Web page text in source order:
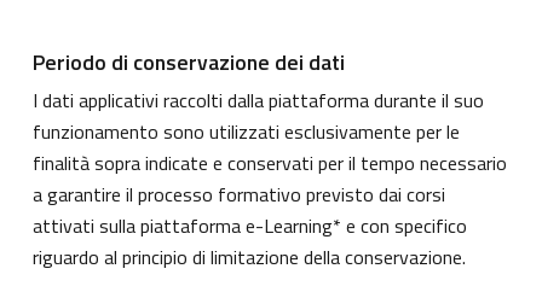
Periodo di conservazione dei dati
I dati applicativi raccolti dalla piattaforma durante il suo
funzionamento sono utilizzati esclusivamente per le
finalità sopra indicate e conservati per il tempo necessario
a garantire il processo formativo previsto dai corsi
attivati sulla piattaforma e-Learning* e con specifico
riguardo al principio di limitazione della conservazione.